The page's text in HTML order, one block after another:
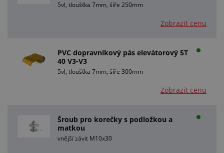
5vl, tloušťka 7mm, šíře 250mm
Zobrazit cenu
PVC dopravníkový pás elevátorový 5T
40 V3-V3
5vl, tloušťka 7mm, šíře 300mm
Zobrazit cenu
Šroub pro korečky s podložkou a
matkou
vnější závit M10x30